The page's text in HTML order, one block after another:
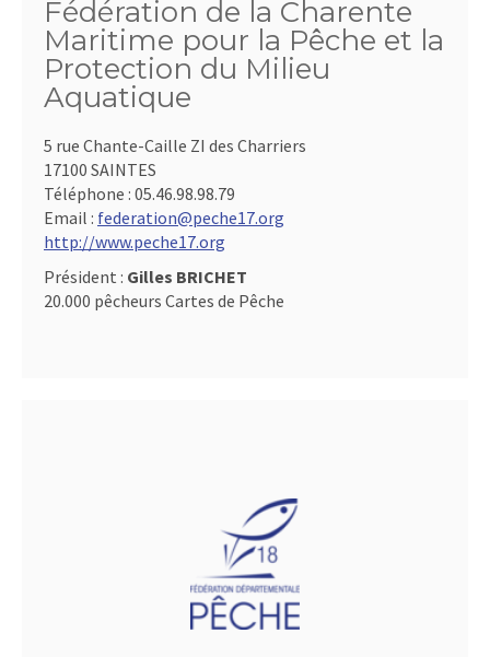
Fédération de la Charente
Maritime pour la Pêche et la
Protection du Milieu
Aquatique
5 rue Chante-Caille ZI des Charriers
17100 SAINTES
Téléphone : 05.46.98.98.79
Email : federation@peche17.org
http://www.peche17.org
Président : Gilles BRICHET
20.000 pêcheurs Cartes de Pêche